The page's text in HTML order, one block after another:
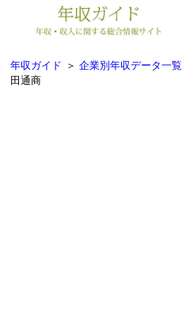
年収ガイド ＞ 企業別年収データ一覧
田通商